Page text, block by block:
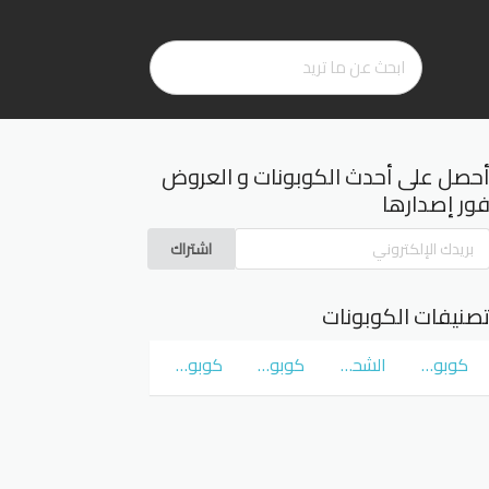
أحصل على أحدث الكوبونات و العروض
فور إصدارها
اشتراك
تصنيفات الكوبونات
كوبونات و عروض سوق كوم الشحن المجاني كوبونات و عروض نمشي Namshi كوبونات و عروض نون Noon